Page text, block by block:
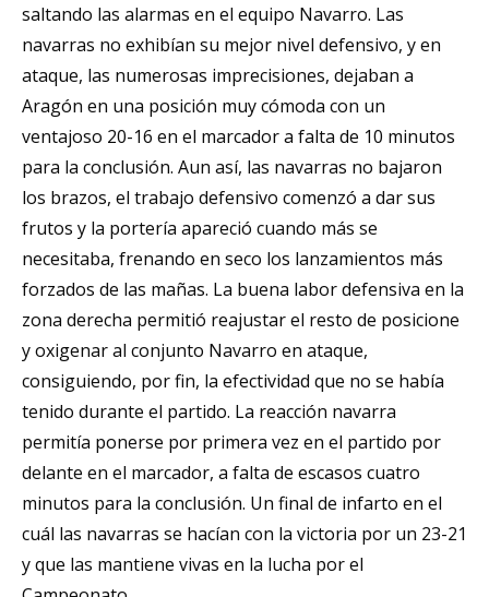
saltando las alarmas en el equipo Navarro. Las
navarras no exhibían su mejor nivel defensivo, y en
ataque, las numerosas imprecisiones, dejaban a
Aragón en una posición muy cómoda con un
ventajoso 20-16 en el marcador a falta de 10 minutos
para la conclusión. Aun así, las navarras no bajaron
los brazos, el trabajo defensivo comenzó a dar sus
frutos y la portería apareció cuando más se
necesitaba, frenando en seco los lanzamientos más
forzados de las mañas. La buena labor defensiva en la
zona derecha permitió reajustar el resto de posicione
y oxigenar al conjunto Navarro en ataque,
consiguiendo, por fin, la efectividad que no se había
tenido durante el partido. La reacción navarra
permitía ponerse por primera vez en el partido por
delante en el marcador, a falta de escasos cuatro
minutos para la conclusión. Un final de infarto en el
cuál las navarras se hacían con la victoria por un 23-21
y que las mantiene vivas en la lucha por el